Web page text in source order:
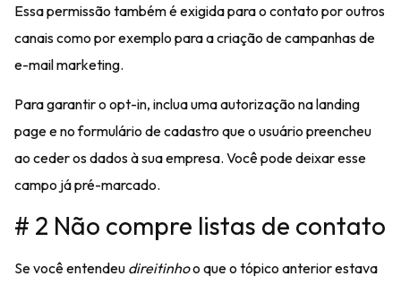
Essa permissão também é exigida para o contato por outros
canais como por exemplo para a criação de campanhas de
e-mail marketing.
Para garantir o opt-in, inclua umaautorização na landing
pagee no formulário de cadastro que o usuário preencheu
ao ceder os dados à sua empresa. Você pode deixar esse
campo já pré-marcado.
# 2 Não compre listas de contato
Se você entendeu direitinhoo que o tópico anterior estava